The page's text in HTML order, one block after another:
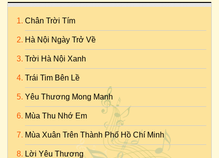
Chân Trời Tím
Hà Nội Ngày Trở Về
Trời Hà Nội Xanh
Trái Tim Bên Lề
Yêu Thương Mong Manh
Mùa Thu Nhớ Em
Mùa Xuân Trên Thành Phố Hồ Chí Minh
Lời Yêu Thương